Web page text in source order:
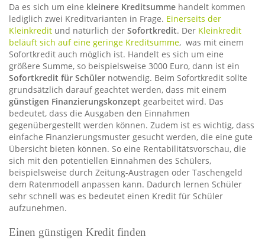
Da es sich um eine kleinere Kreditsumme handelt kommen
lediglich zwei Kreditvarianten in Frage. Einerseits der
Kleinkredit und natürlich der Sofortkredit. Der Kleinkredit
beläuft sich auf eine geringe Kreditsumme, was mit einem
Sofortkredit auch möglich ist. Handelt es sich um eine
größere Summe, so beispielsweise 3000 Euro, dann ist ein
Sofortkredit für Schüler notwendig. Beim Sofortkredit sollte
grundsätzlich darauf geachtet werden, dass mit einem
günstigen Finanzierungskonzept gearbeitet wird. Das
bedeutet, dass die Ausgaben den Einnahmen
gegenübergestellt werden können. Zudem ist es wichtig, dass
einfache Finanzierungsmuster gesucht werden, die eine gute
Übersicht bieten können. So eine Rentabilitätsvorschau, die
sich mit den potentiellen Einnahmen des Schülers,
beispielsweise durch Zeitung-Austragen oder Taschengeld
dem Ratenmodell anpassen kann. Dadurch lernen Schüler
sehr schnell was es bedeutet einen Kredit für Schüler
aufzunehmen.
Einen günstigen Kredit finden